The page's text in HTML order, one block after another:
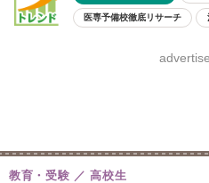
医専予備校徹底リサーチ
8月開催学校説
教育・受験 高校生